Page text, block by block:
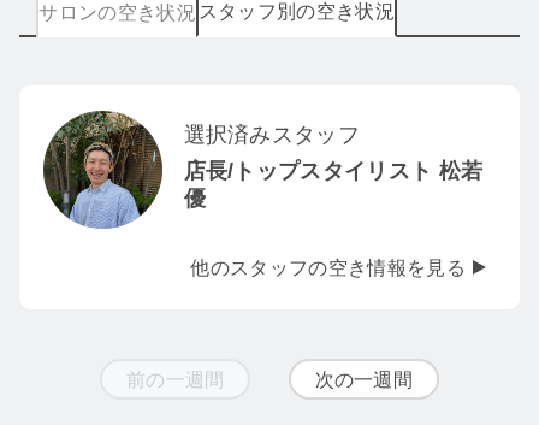
サロンの空き状況 スタッフ別の空き状況
選択済みスタッフ
店長/トップスタイリスト 松若
優
他のスタッフの空き情報を見る
前の一週間 次の一週間